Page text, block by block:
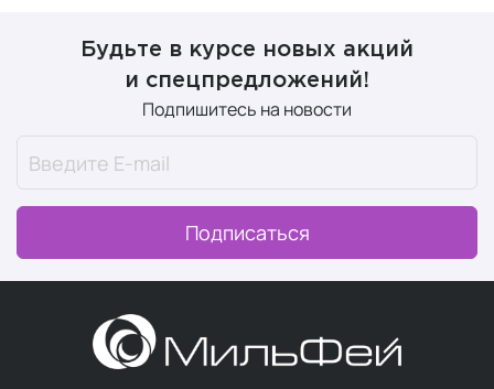
Будьте в курсе новых акций
и спецпредложений!
Подпишитесь на новости
Подписаться